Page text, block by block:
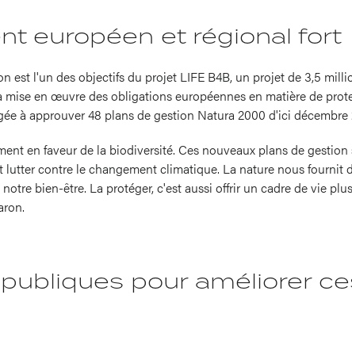
européen et régional fort
est l'un des objectifs du projet LIFE B4B, un projet de 3,5
mise en œuvre des obligations européennes en matière de
à approuver 48 plans de gestion Natura 2000 d'ici décembre
en faveur de la biodiversité. Ces nouveaux plans de
lutter contre le changement climatique. La nature nous fournit
bien-être. La protéger, c'est aussi offrir un cadre de vie
pour améliorer